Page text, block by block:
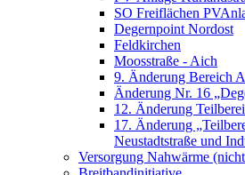
SO Freiflächen
Degernpoint Nordost
Feldkirchen
Moosstraße - Aich
9. Änderung Bereich
Änderung Nr. 16
12. Änderung
17. Änderung
Neustadtstraße und
Versorgung Nahwärme